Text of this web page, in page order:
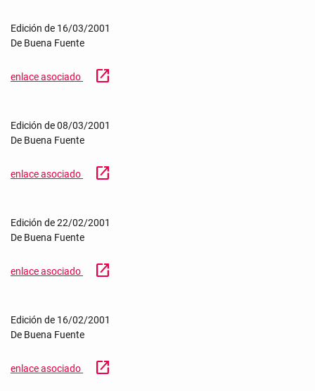
Edición de 16/03/2001
De Buena Fuente
enlace asociado open_in_new
Edición de 08/03/2001
De Buena Fuente
enlace asociado open_in_new
Edición de 22/02/2001
De Buena Fuente
enlace asociado open_in_new
Edición de 16/02/2001
De Buena Fuente
enlace asociado open_in_new